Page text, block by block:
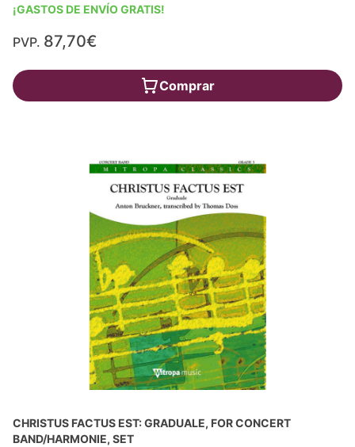
¡GASTOS DE ENVÍO GRATIS!
PVP. 87,70€
Comprar
CHRISTUS FACTUS EST: GRADUALE, FOR CONCERT
BAND/HARMONIE, SET